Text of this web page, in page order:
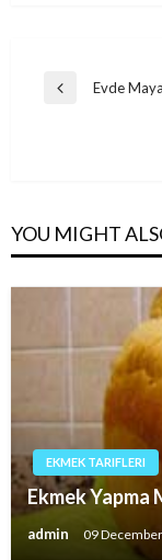
Post
Previous
Evde Maya
YOU MIGHT
EKMEK TARIFLERI
Ekmek Yapma
admin 09